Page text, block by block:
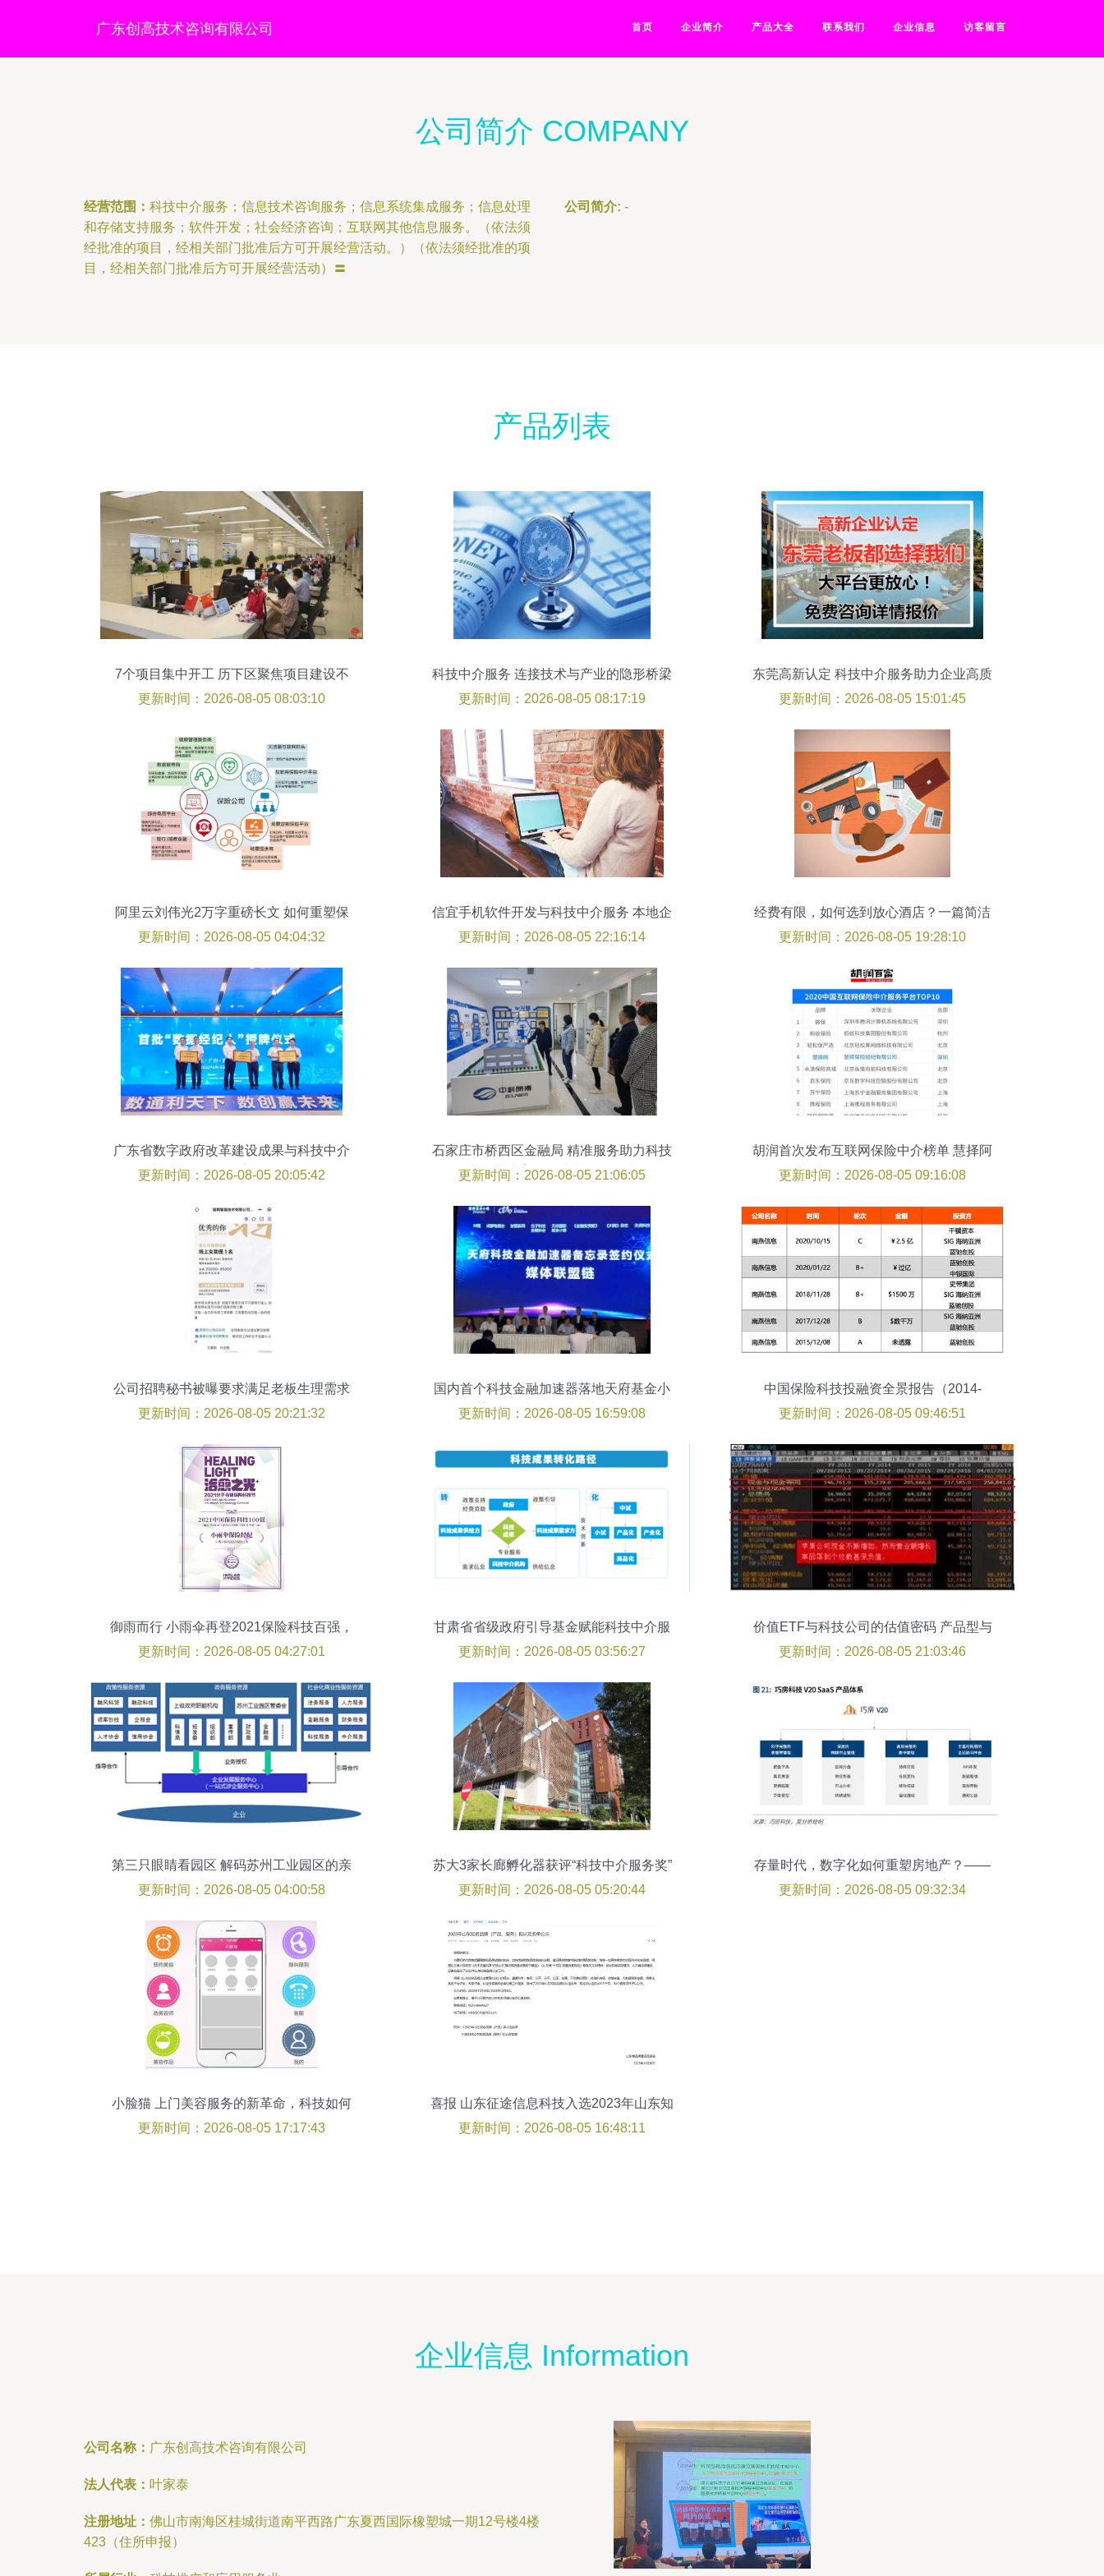
广东创高技术咨询有限公司 首页 企业简介 产品大全 联系我们 企业信息 访客留言
公司简介 COMPANY
经营范围： 科技中介服务；信息技术咨询服务；信息系统集成服务；信息处理
和存储支持服务；软件开发；社会经济咨询；互联网其他信息服务。（依法须
经批准的项目，经相关部门批准后方可开展经营活动。）（依法须经批准的项
目，经相关部门批准后方可开展经营活动）〓
公司简介: -
产品列表
7个项目集中开工 历下区聚焦项目建设不
动摇 当好强省会建设排头兵
更新时间：2026-08-05 08:03:10
科技中介服务 连接技术与产业的隐形桥梁
更新时间：2026-08-05 08:17:19
东莞高新认定 科技中介服务助力企业高质
量发展
更新时间：2026-08-05 15:01:45
阿里云刘伟光2万字重磅长文 如何重塑保
险硬核科技
更新时间：2026-08-05 04:04:32
信宜手机软件开发与科技中介服务 本地企
业选择指南
更新时间：2026-08-05 22:16:14
经费有限，如何选到放心酒店？一篇简洁
避坑参考
更新时间：2026-08-05 19:28:10
广东省数字政府改革建设成果与科技中介
服务的深度融合
更新时间：2026-08-05 20:05:42
石家庄市桥西区金融局 精准服务助力科技
中介，培育挂牌上市后备企业
更新时间：2026-08-05 21:06:05
胡润首次发布互联网保险中介榜单 慧择阿
里腾讯跻身第一梯队
更新时间：2026-08-05 09:16:08
公司招聘秘书被曝要求满足老板生理需求
科技中介服务形象何在？
更新时间：2026-08-05 20:21:32
国内首个科技金融加速器落地天府基金小
镇 重塑科技中介服务生态的新引擎
更新时间：2026-08-05 16:59:08
中国保险科技投融资全景报告（2014-
2020Q3） 科技中介服务崛起之路
更新时间：2026-08-05 09:46:51
御雨而行 小雨伞再登2021保险科技百强，
科技中介的新叙事
更新时间：2026-08-05 04:27:01
甘肃省省级政府引导基金赋能科技中介服
务 路径、挑战与对策
更新时间：2026-08-05 03:56:27
价值ETF与科技公司的估值密码 产品型与
服务型企业的核心差异
更新时间：2026-08-05 21:03:46
第三只眼睛看园区 解码苏州工业园区的亲
商服务与科技中介新生态
更新时间：2026-08-05 04:00:58
苏大3家长廊孵化器获评“科技中介服务奖”
以专业服务提升创新驱动产出效应
更新时间：2026-08-05 05:20:44
存量时代，数字化如何重塑房地产？——
从科技中介服务视角的洞察
更新时间：2026-08-05 09:32:34
小脸猫 上门美容服务的新革命，科技如何
彻底去除中介化？
更新时间：2026-08-05 17:17:43
喜报 山东征途信息科技入选2023年山东知
名品牌名单，彰显数字经济领域新实力
更新时间：2026-08-05 16:48:11
企业信息 Information
公司名称： 广东创高技术咨询有限公司
法人代表： 叶家泰
注册地址： 佛山市南海区桂城街道南平西路广东夏西国际橡塑城一期12号楼4楼
423（住所申报）